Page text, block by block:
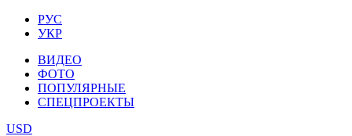
РУС
УКР
ВИДЕО
ФОТО
ПОПУЛЯРНЫЕ
СПЕЦПРОЕКТЫ
USD